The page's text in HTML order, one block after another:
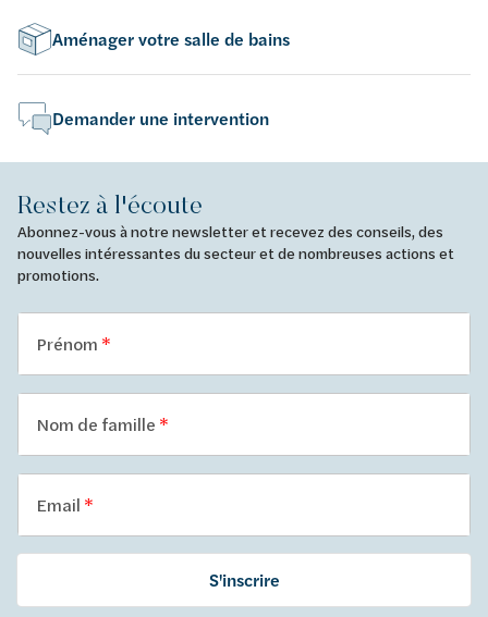
Aménager votre salle de bains
Demander une intervention
Restez à l'écoute
Abonnez-vous à notre newsletter et recevez des conseils, des
nouvelles intéressantes du secteur et de nombreuses actions et
promotions.
Prénom
Nom de famille
Email
S'inscrire